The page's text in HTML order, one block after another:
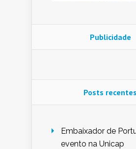
Publicidade
Posts recentes
Embaixador de
evento na Unicap